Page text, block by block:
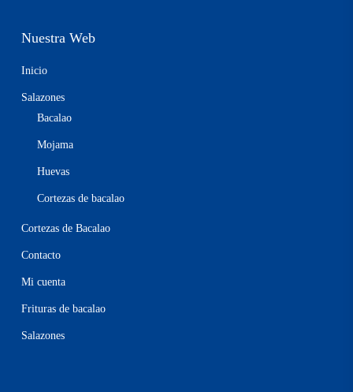
Nuestra Web
Inicio
Salazones
Bacalao
Mojama
Huevas
Cortezas de bacalao
Cortezas de Bacalao
Contacto
Mi cuenta
Frituras de bacalao
Salazones